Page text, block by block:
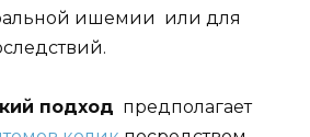
ишемии или для
подход предполагает